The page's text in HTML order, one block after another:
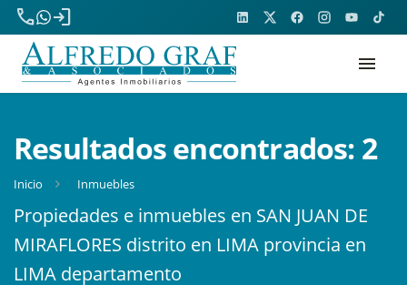
phone
login
menu
Resultados encontrados: 2
Inicio Inmuebles
Propiedades e inmuebles en SAN JUAN DE
MIRAFLORES distrito en LIMA provincia en
LIMA departamento